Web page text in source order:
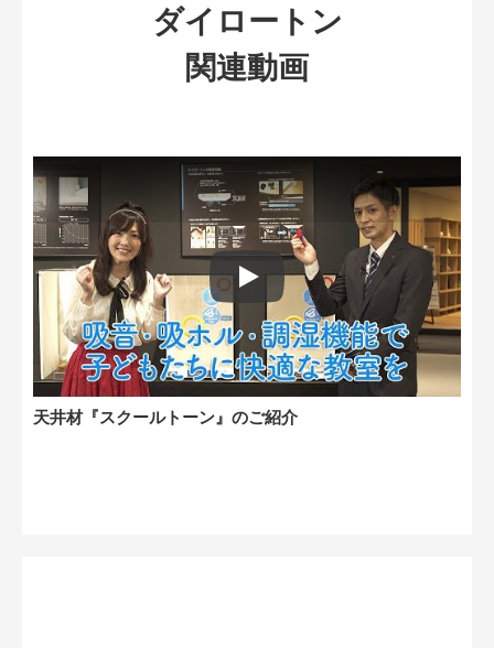
ダイロートン
関連動画
Play: Keynote (Google I/O '18)
天井材『スクールトーン』のご紹介